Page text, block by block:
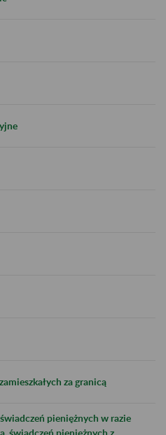
za granicą
pieniężnych w razie
świadczeń pieniężnych z